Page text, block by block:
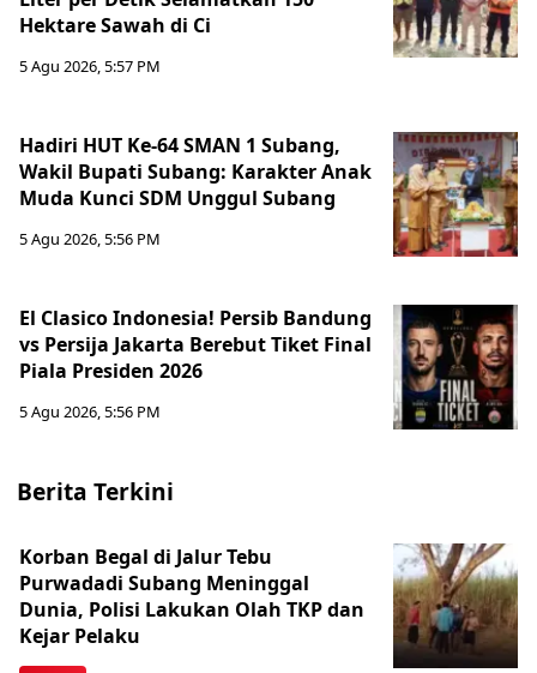
Hektare Sawah di Ci
5 Agu 2026, 5:57 PM
Hadiri HUT Ke-64 SMAN 1 Subang,
Wakil Bupati Subang: Karakter Anak
Muda Kunci SDM Unggul Subang
5 Agu 2026, 5:56 PM
El Clasico Indonesia! Persib Bandung
vs Persija Jakarta Berebut Tiket Final
Piala Presiden 2026
5 Agu 2026, 5:56 PM
Berita Terkini
Korban Begal di Jalur Tebu
Purwadadi Subang Meninggal
Dunia, Polisi Lakukan Olah TKP dan
Kejar Pelaku